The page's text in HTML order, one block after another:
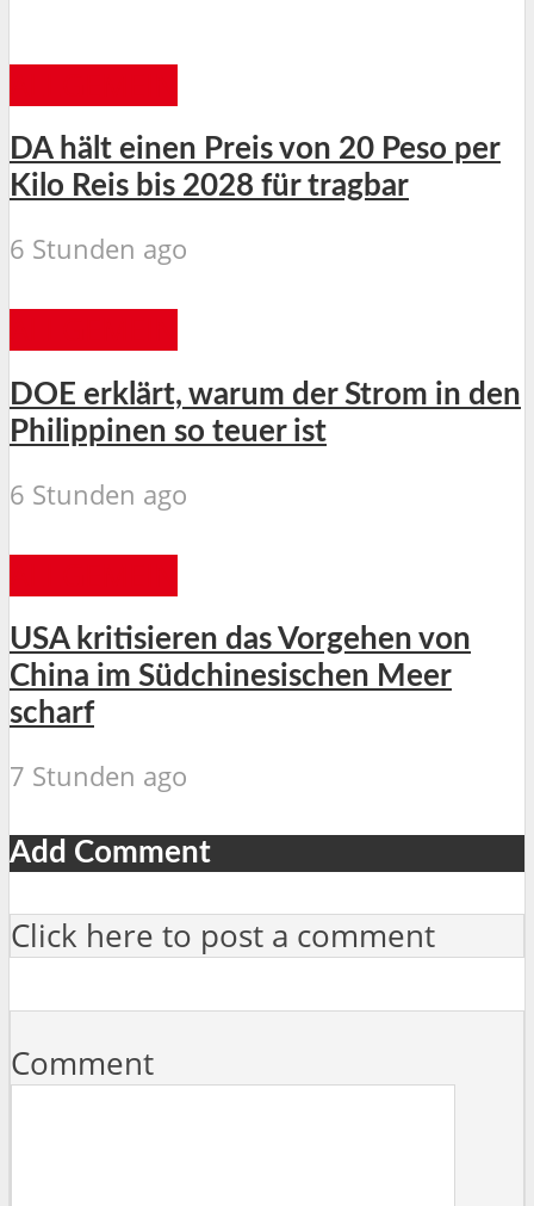
DA hält einen Preis von 20 Peso per
Kilo Reis bis 2028 für tragbar
6 Stunden ago
DOE erklärt, warum der Strom in den
Philippinen so teuer ist
6 Stunden ago
USA kritisieren das Vorgehen von
China im Südchinesischen Meer
scharf
7 Stunden ago
Add Comment
Click here to post a comment
Comment